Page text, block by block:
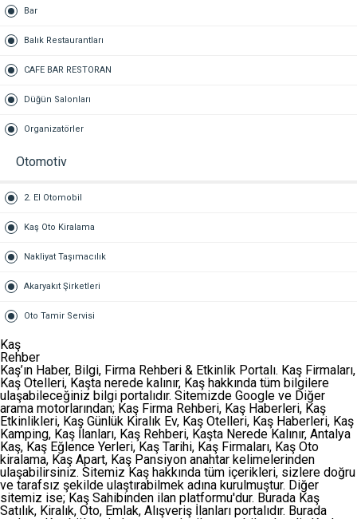
Bar
Balık Restaurantları
CAFE BAR RESTORAN
Düğün Salonları
Organizatörler
Otomotiv
2. El Otomobil
Kaş Oto Kiralama
Nakliyat Taşımacılık
Akaryakıt Şirketleri
Oto Tamir Servisi
Kaş
Rehber
Kaş’ın Haber, Bilgi, Firma Rehberi & Etkinlik Portalı. Kaş Firmaları,
Kaş Otelleri, Kaşta nerede kalınır, Kaş hakkında tüm bilgilere
ulaşabileceğiniz bilgi portalıdır. Sitemizde Google ve Diğer
arama motorlarından; Kaş Firma Rehberi, Kaş Haberleri, Kaş
Etkinlikleri, Kaş Günlük Kiralık Ev, Kaş Otelleri, Kaş Haberleri, Kaş
Kamping, Kaş İlanları, Kaş Rehberi, Kaşta Nerede Kalınır, Antalya
Kaş, Kaş Eğlence Yerleri,Kaş Tarihi, Kaş Firmaları, Kaş Oto
kiralama, Kaş Apart, Kaş Pansiyon anahtar kelimelerinden
ulaşabilirsiniz. Sitemiz Kaş hakkında tüm içerikleri, sizlere doğru
ve tarafsız şekilde ulaştırabilmek adına kurulmuştur. Diğer
sitemiz ise;Kaş Sahibinden ilan platformu'dur. Burada Kaş
Satılık, Kiralık, Oto, Emlak, Alışveriş İlanları portalıdır. Burada